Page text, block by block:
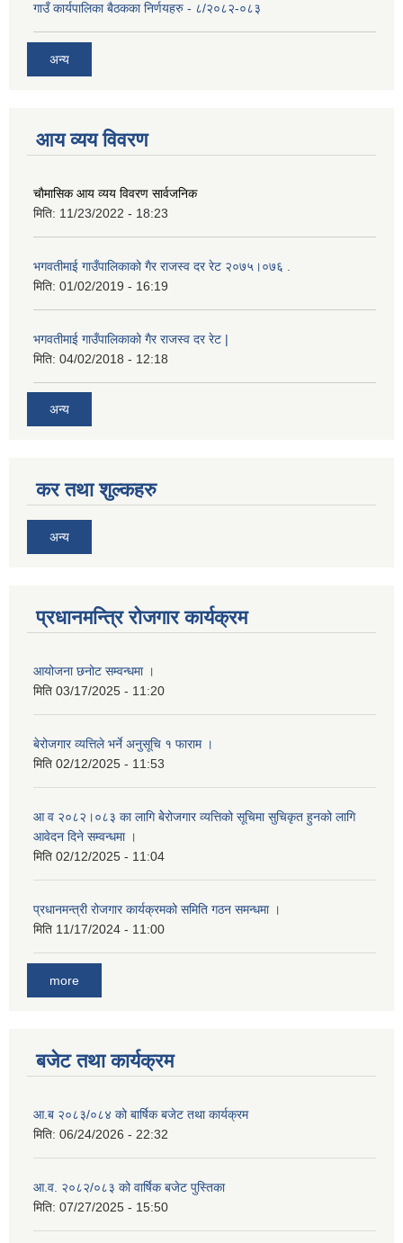
गाउँ कार्यपालिका बैठकका निर्णयहरु - ८/२०८२-०८३
अन्य
आय व्यय विवरण
चाैमासिक आय व्यय विवरण सार्वजनिक
मिति: 11/23/2022 - 18:23
भगवतीमाई गाउँपालिकाको गैर राजस्व दर रेट २०७५।०७६ .
मिति: 01/02/2019 - 16:19
भगवतीमाई गाउँपालिकाको गैर राजस्व दर रेट |
मिति: 04/02/2018 - 12:18
अन्य
कर तथा शुल्कहरु
अन्य
प्रधानमन्त्रि रोजगार कार्यक्रम
आयोजना छनोट सम्वन्धमा ।
मिति 03/17/2025 - 11:20
बेरोजगार व्यत्तिले भर्ने अनुसूचि १ फाराम ।
मिति 02/12/2025 - 11:53
आ व २०८२।०८३ का लागि बेेरोजगार व्यत्तिको सूचिमा सुचिकृत हुनको लागि
आवेदन दिने सम्वन्धमा ।
मिति 02/12/2025 - 11:04
प्रधानमन्त्री रोजगार कार्यक्रमको समिति गठन समन्धमा ।
मिति 11/17/2024 - 11:00
more
बजेट तथा कार्यक्रम
आ.ब २०८३/०८४ को बार्षिक बजेट तथा कार्यक्रम
मिति: 06/24/2026 - 22:32
आ.व. २०८२/०८३ को वार्षिक बजेट पुस्तिका
मिति: 07/27/2025 - 15:50